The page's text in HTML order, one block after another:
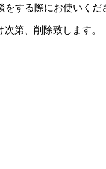
する際にお使いくだ
第、削除致します。